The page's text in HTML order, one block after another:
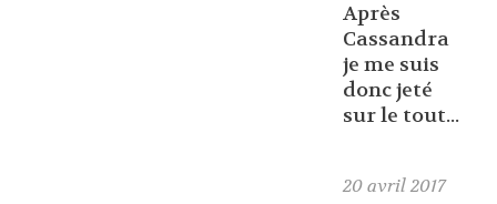
Après
Cassandra
je me suis
donc jeté
sur le tout...
20 avril 2017